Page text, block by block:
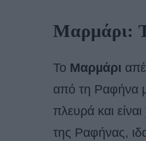
Μαρµάρι:
Το Μαρµάρι
από τη Ραφήνα
πλευρά και
της Ραφήνας,